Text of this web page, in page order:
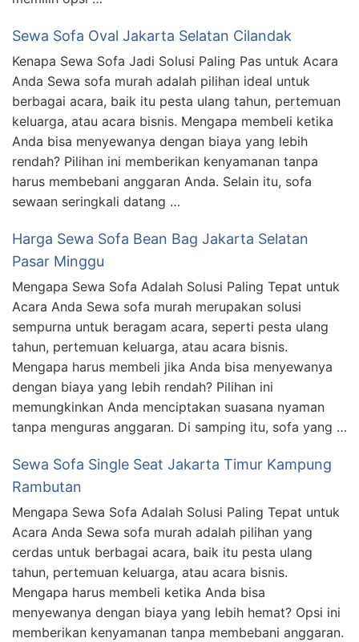
Sewa Sofa Oval Jakarta Selatan Cilandak
Kenapa Sewa Sofa Jadi Solusi Paling Pas untuk Acara
Anda Sewa sofa murah adalah pilihan ideal untuk
berbagai acara, baik itu pesta ulang tahun, pertemuan
keluarga, atau acara bisnis. Mengapa membeli ketika
Anda bisa menyewanya dengan biaya yang lebih
rendah? Pilihan ini memberikan kenyamanan tanpa
harus membebani anggaran Anda. Selain itu, sofa
sewaan seringkali datang …
Harga Sewa Sofa Bean Bag Jakarta Selatan
Pasar Minggu
Mengapa Sewa Sofa Adalah Solusi Paling Tepat untuk
Acara Anda Sewa sofa murah merupakan solusi
sempurna untuk beragam acara, seperti pesta ulang
tahun, pertemuan keluarga, atau acara bisnis.
Mengapa harus membeli jika Anda bisa menyewanya
dengan biaya yang lebih rendah? Pilihan ini
memungkinkan Anda menciptakan suasana nyaman
tanpa menguras anggaran. Di samping itu, sofa yang …
Sewa Sofa Single Seat Jakarta Timur Kampung
Rambutan
Mengapa Sewa Sofa Adalah Solusi Paling Tepat untuk
Acara Anda Sewa sofa murah adalah pilihan yang
cerdas untuk berbagai acara, baik itu pesta ulang
tahun, pertemuan keluarga, atau acara bisnis.
Mengapa harus membeli ketika Anda bisa
menyewanya dengan biaya yang lebih hemat? Opsi ini
memberikan kenyamanan tanpa membebani anggaran.